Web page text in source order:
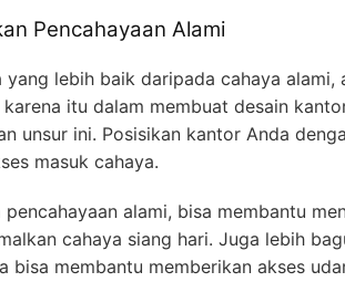
Pencahayaan Alami
yang lebih baik daripada cahaya alami,
itu dalam membuat desain
unsur ini. Posisikan kantor Anda
masuk cahaya.
pencahayaan alami, bisa membantu
cahaya siang hari. Juga lebih
bisa membantu memberikan akses